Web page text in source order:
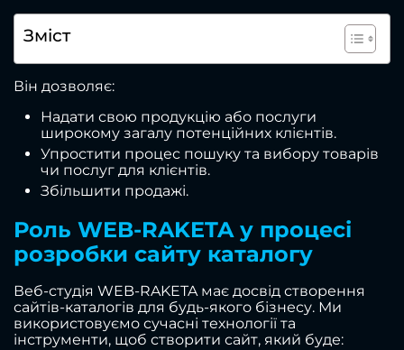
Зміст
Він дозволяє:
Надати свою продукцію або послуги
широкому загалу потенційних клієнтів.
Упростити процес пошуку та вибору товарів
чи послуг для клієнтів.
Збільшити продажі.
Роль WEB-RAKETA у процесі
розробки сайту каталогу
Веб-студія WEB-RAKETA має досвід створення
сайтів-каталогів для будь-якого бізнесу. Ми
використовуємо сучасні технології та
інструменти, щоб створити сайт, який буде: